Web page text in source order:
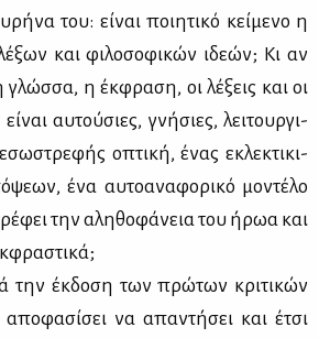
του: εί­ναι ποι­η­τι­κό κεί­με­νο η
και φι­λο­σο­φι­κών ιδε­ών; Κι αν
γλώσ­σα, η έκ­φρα­ση, οι λέ­ξεις και οι
αυ­τού­σιες, γνή­σιες, λει­τουρ­γι­
οπτι­κή, ένας εκλε­κτι­κι­
ένα αυ­το­α­να­φο­ρι­κό μο­ντέ­λο
την αλη­θο­φά­νεια του ήρωα και
την έκ­δο­ση των πρώ­των κρι­τι­κών
να απα­ντή­σει και έτσι